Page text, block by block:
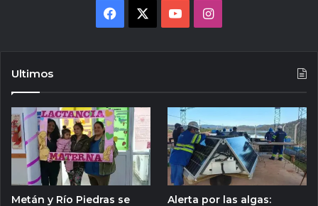
Facebook YouTubeInstagram
Ultimos
Metán y Río Piedras se
Alerta por las algas: